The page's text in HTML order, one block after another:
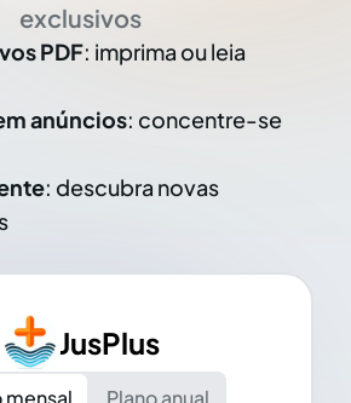
exclusivos
PDF: imprima ou leia
anúncios: concentre-se
: descubra novas
JusPlus
mensal Plano anual